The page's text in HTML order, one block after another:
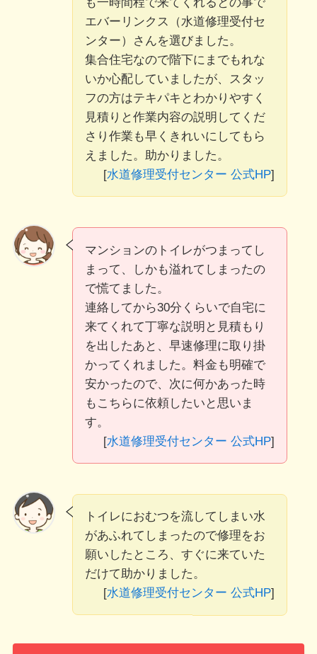
エバーリンクス（水道修理受付セ
ンター）さんを選びました。
集合住宅なので階下にまでもれな
いか心配していましたが、スタッ
フの方はテキパキとわかりやすく
見積りと作業内容の説明してくだ
さり作業も早くきれいにしてもら
えました。助かりました。
[水道修理受付センター 公式HP]
マンションのトイレがつまってし
まって、しかも溢れてしまったの
で慌てました。
連絡してから30分くらいで自宅に
来てくれて丁寧な説明と見積もり
を出したあと、早速修理に取り掛
かってくれました。料金も明確で
安かったので、次に何かあった時
もこちらに依頼したいと思いま
す。
[水道修理受付センター 公式HP]
トイレにおむつを流してしまい水
があふれてしまったので修理をお
願いしたところ、すぐに来ていた
だけて助かりました。
[水道修理受付センター 公式HP]